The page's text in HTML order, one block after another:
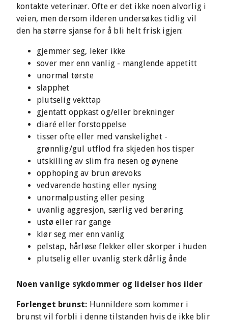
kontakte veterinær. Ofte er det ikke noen alvorlig i
veien, men dersom ilderen undersøkes tidlig vil
den ha større sjanse for å bli helt frisk igjen:
gjemmer seg, leker ikke
sover mer enn vanlig - manglende appetitt
unormal tørste
slapphet
plutselig vekttap
gjentatt oppkast og/eller brekninger
diaré eller forstoppelse
tisser ofte eller med vanskelighet -
grønnlig/gul utflod fra skjeden hos tisper
utskilling av slim fra nesen og øynene
opphoping av brun ørevoks
vedvarende hosting eller nysing
unormalpusting eller pesing
uvanlig aggresjon, særlig ved berøring
ustø eller rar gange
klør seg mer enn vanlig
pelstap, hårløse flekker eller skorper i huden
plutselig eller uvanlig sterk dårlig ånde
Noen vanlige sykdommer og lidelser hos ilder
Forlenget brunst: Hunnildere som kommer i
brunst vil forbli i denne tilstanden hvis de ikke blir